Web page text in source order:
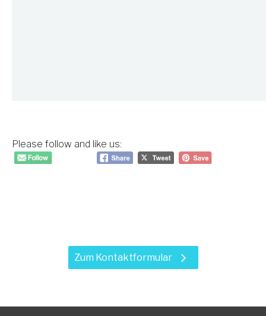
Please follow and like us:
Zum Kontaktformular